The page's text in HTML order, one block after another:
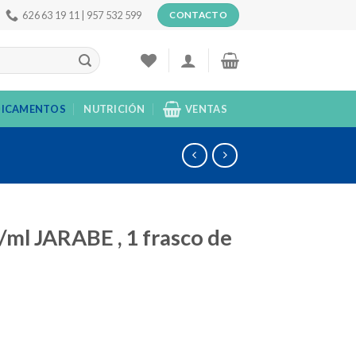
626 63 19 11 | 957 532 599 CONTACTO
NUTRICIÓN VENTAS
JARABE , 1 frasco de